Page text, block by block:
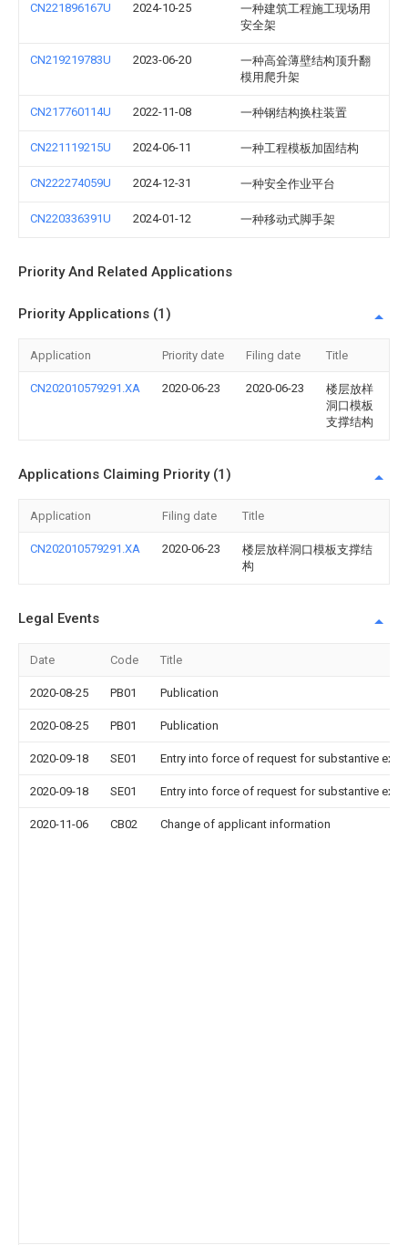
CN221896167U 2024-10-25
一种建筑工程施工现场用
安全架
CN219219783U 2023-06-20
一种高耸薄壁结构顶升翻
模用爬升架
CN217760114U 2022-11-08 一种钢结构换柱装置
CN221119215U 2024-06-11 一种工程模板加固结构
CN222274059U 2024-12-31 一种安全作业平台
CN220336391U 2024-01-12 一种移动式脚手架
Priority And Related Applications
Priority Applications (1)
Application Priority date Filing date Title
CN202010579291.XA 2020-06-23 2020-06-23
楼层放样
洞口模板
支撑结构
Applications Claiming Priority (1)
Application Filing date Title
CN202010579291.XA 2020-06-23
楼层放样洞口模板支撑结
构
Legal Events
Date Code Title
2020-08-25 PB01 Publication
2020-08-25 PB01 Publication
2020-09-18 SE01 Entry into force of request for substantive
2020-09-18 SE01 Entry into force of request for substantive
2020-11-06 CB02 Change of applicant information